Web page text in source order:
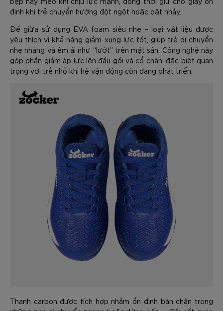
định khi trẻ chuyển hướng đột ngột hoặc bật nhảy.
Đế giữa sử dụng EVA foam siêu nhẹ – loại vật liệu được
yêu thích vì khả năng giảm xung lực tốt, giúp trẻ di chuyển
nhẹ nhàng và êm ái như “lướt” trên mặt sân. Công nghệ này
góp phần giảm áp lực lên đầu gối và cổ chân, đặc biệt quan
trọng với trẻ nhỏ khi hệ vận động còn đang phát triển.
Thanh carbon được tích hợp nhằm ổn định bàn chân trong